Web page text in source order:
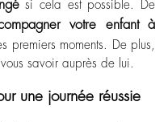
si cela est possible. De
votre enfant à
premiers moments. De plus,
savoir auprès de lui.
une journée réussie